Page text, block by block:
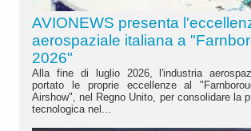
AVIONEWS presenta
aerospaziale italiana a
2026"
Alla fine di luglio 2026, l'industria
portato le proprie eccellenze al
Airshow", nel Regno Unito, per consolidare la
tecnologica nel...